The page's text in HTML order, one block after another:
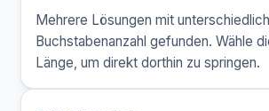
Mehrere Lösungen mit
Buchstabenanzahl gefunden. Wähle
Länge, um direkt dorthin zu springen.